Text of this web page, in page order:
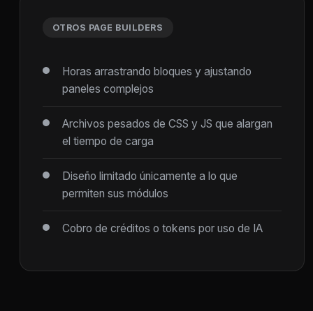
OTROS PAGE BUILDERS
Horas arrastrando bloques y ajustando
paneles complejos
Archivos pesados de CSS y JS que alargan
el tiempo de carga
Diseño limitado únicamente a lo que
permiten sus módulos
Cobro de créditos o tokens por uso de IA